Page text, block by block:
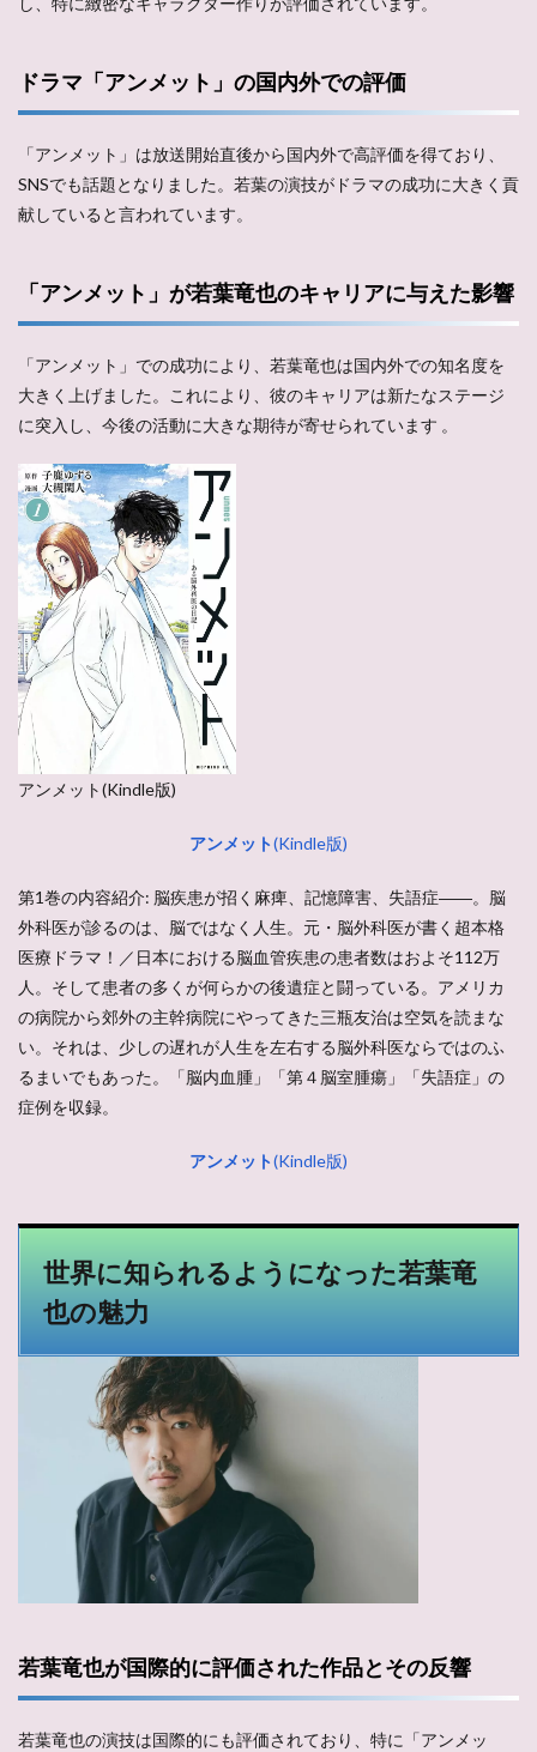
ドラマ「アンメット」の国内外での評価
「アンメット」は放送開始直後から国内外で高評価を得ており、
SNSでも話題となりました。若葉の演技がドラマの成功に大きく貢
献していると言われています​​。
「アンメット」が若葉竜也のキャリアに与えた影響
「アンメット」での成功により、若葉竜也は国内外での知名度を
大きく上げました。これにより、彼のキャリアは新たなステージ
に突入し、今後の活動に大きな期待が寄せられています​ 。
アンメット(Kindle版)
アンメット(Kindle版)
第1巻の内容紹介: 脳疾患が招く麻痺、記憶障害、失語症――。脳
外科医が診るのは、脳ではなく人生。元・脳外科医が書く超本格
医療ドラマ！／日本における脳血管疾患の患者数はおよそ112万
人。そして患者の多くが何らかの後遺症と闘っている。アメリカ
の病院から郊外の主幹病院にやってきた三瓶友治は空気を読まな
い。それは、少しの遅れが人生を左右する脳外科医ならではのふ
るまいでもあった。「脳内血腫」「第４脳室腫瘍」「失語症」の
症例を収録。
アンメット(Kindle版)
世界に知られるようになった若葉竜
也の魅力
若葉竜也が国際的に評価された作品とその反響
若葉竜也の演技は国際的にも評価されており、特に「アンメッ